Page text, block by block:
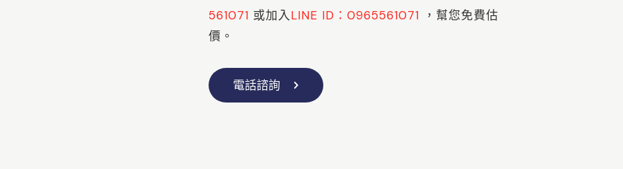
561071 或加入LINE ID：0965561071
，幫您免費估
價。
電話諮詢